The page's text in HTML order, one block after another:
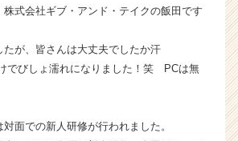
ブ・
ド・
テ
の
株式会社ギブ・アンド・テイクの飯田です
たが、皆さんは大丈夫でしたか汗
でびしょ濡れになりました！笑 PCは無
面での新人研修が行われました。